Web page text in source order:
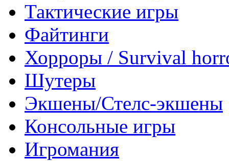
Тактические игры
Файтинги
Хорроры / Survival
Шутеры
Экшены/Стелс-экшены
Консольные игры
Игромания